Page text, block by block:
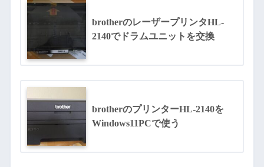
brotherのレーザープリンタHL-
2140でドラムユニットを交換
brotherのプリンターHL-2140を
Windows11PCで使う